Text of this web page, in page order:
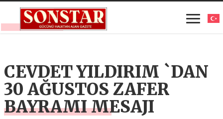
CEVDET YILDIRIM `DAN
30 AĞUSTOS ZAFER
BAYRAMI MESAJI